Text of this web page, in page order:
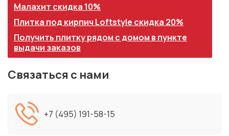
Малахит скидка 10%
Плитка под кирпич Loftstyle скидка 20%
Получить плитку рядом с домом в пункте
выдачи заказов
Связаться с нами
+7 (495) 191-58-15